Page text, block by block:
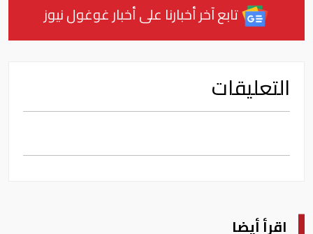
تابع آخر أخبارنا على أخبار غوغول نيوز
التعليقات
اقرأ أيضا